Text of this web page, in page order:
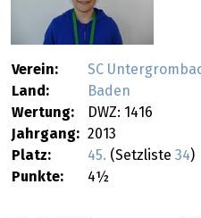
Verein:
SC
Land:
Baden
Wertung:
DWZ: 1416
Jahrgang: 2013
Platz:
45. (Setzliste 34)
Punkte:
4½